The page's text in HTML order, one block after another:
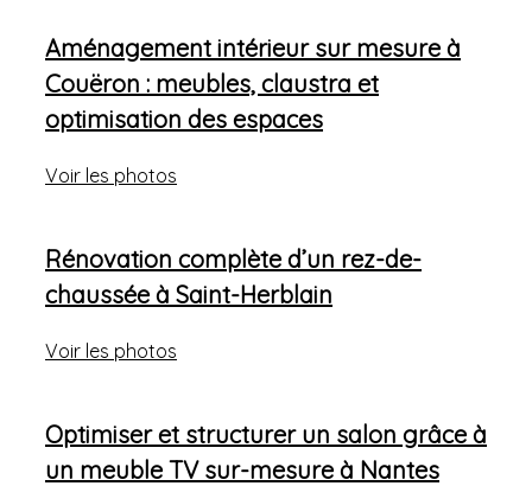
Aménagement intérieur sur mesure à
Couëron : meubles, claustra et
optimisation des espaces
Voir les photos
Rénovation complète d’un rez-de-
chaussée à Saint-Herblain
Voir les photos
Optimiser et structurer un salon grâce à
un meuble TV sur-mesure à Nantes